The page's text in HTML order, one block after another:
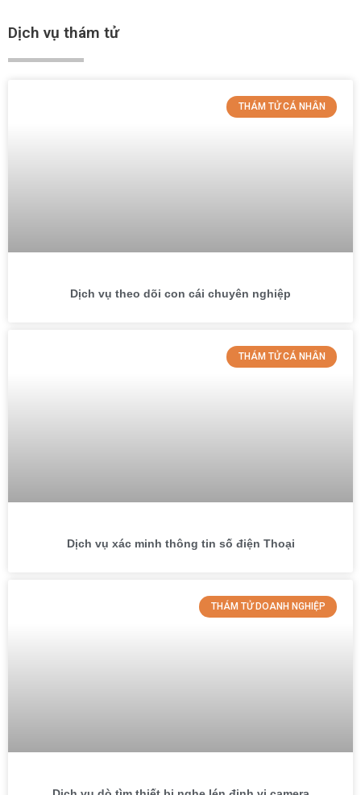
Dịch vụ thám tử
THÁM TỬ CÁ NHÂN
Dịch vụ theo dõi con cái chuyên nghiệp
THÁM TỬ CÁ NHÂN
Dịch vụ xác minh thông tin số điện Thoại
THÁM TỬ DOANH NGHIỆP